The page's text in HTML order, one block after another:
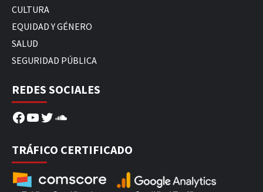
CULTURA
EQUIDAD Y GÉNERO
SALUD
SEGURIDAD PÚBLICA
REDES SOCIALES
Facebook
YouTube
Twitter
SoundCloud
TRÁFICO CERTIFICADO